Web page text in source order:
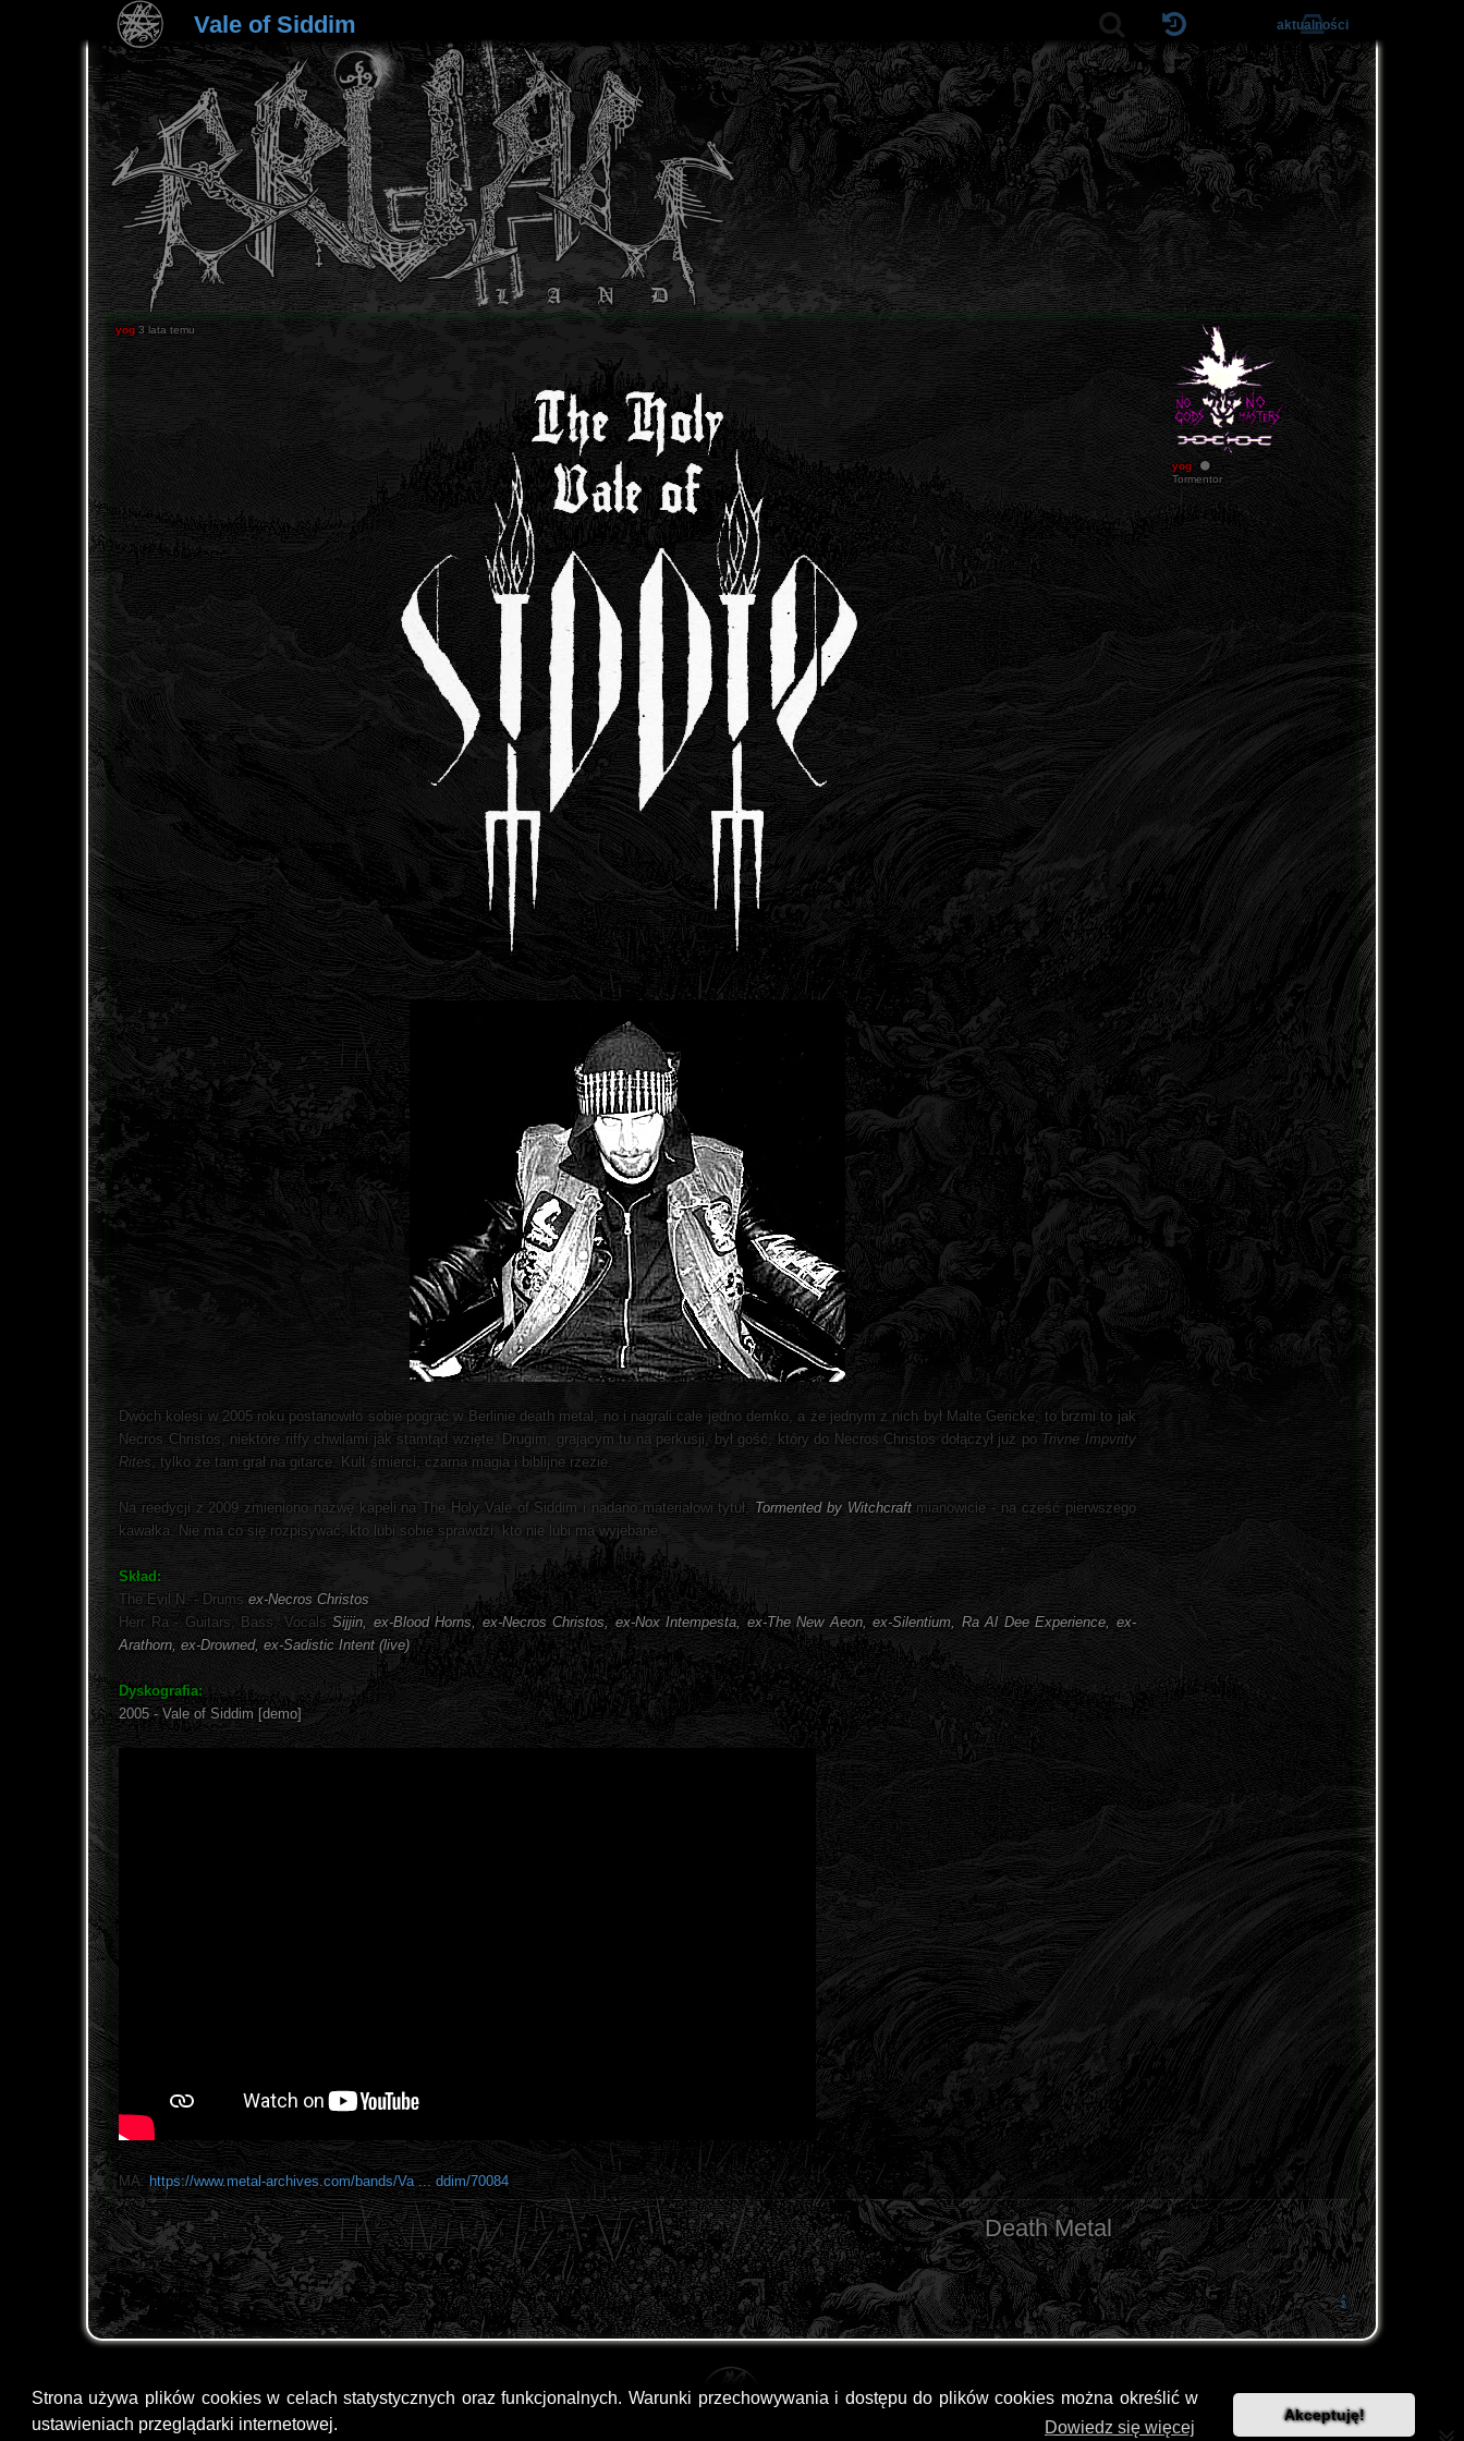
Strona używa plików cookies w celach statystycznych oraz funkcjonalnych. Warunki przechowywania i dostępu do plików cookies można określić w
ustawieniach przeglądarki internetowej.
Dowiedz się więcej
Akceptuję!
Vale of Siddim aktualności
yog
Tormentor
yog 3 lata temu
Dwóch kolesi w 2005 roku postanowiło sobie pograć w Berlinie death metal, no i nagrali całe jedno demko, a że jednym z nich był Malte Gericke, to brzmi to jak
Necros Christos, niektóre riffy chwilami jak stamtąd wzięte. Drugim, grającym tu na perkusji, był gość, który do Necros Christos dołączył już po Trivne Impvrity
Rites, tylko że tam grał na gitarce. Kult śmierci, czarna magia i biblijne rzezie.
Na reedycji z 2009 zmieniono nazwę kapeli na The Holy Vale of Siddim i nadano materiałowi tytuł,Tormented by Witchcraftmianowicie - na cześć pierwszego
kawałka. Nie ma co się rozpisywać, kto lubi sobie sprawdzi, kto nie lubi ma wyjebane.
Skład:
The Evil N. - Drums ex-Necros Christos
Herr Ra - Guitars, Bass, VocalsSijjin, ex-Blood Horns, ex-Necros Christos, ex-Nox Intempesta, ex-The New Aeon, ex-Silentium, Ra Al Dee Experience, ex-
Arathorn, ex-Drowned, ex-Sadistic Intent (live)
Dyskografia:
2005 - Vale of Siddim [demo]
MA: https://www.metal-archives.com/bands/Va ... ddim/70084
Death Metal